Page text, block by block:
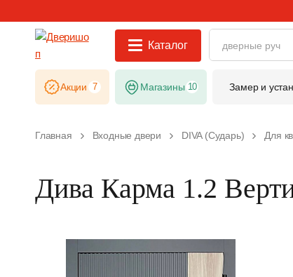
Каталог
Акции 7 Магазины 10 Замер и
Главная Входные двери DIVA (Сударь) Для
Дива Карма 1.2